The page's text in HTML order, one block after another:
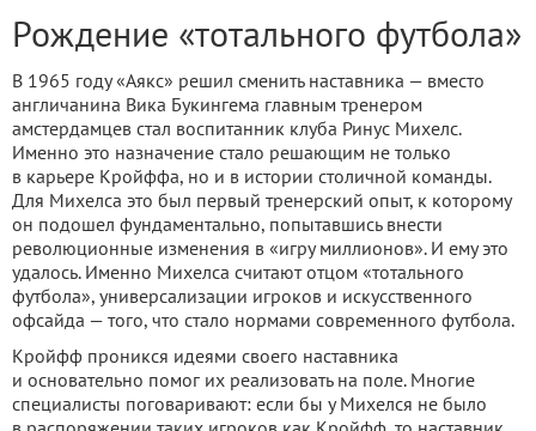
Рождение «тотального футбола»
В 1965 году «Аякс» решил сменить наставника — вместо
англичанина Вика Букингема главным тренером
амстердамцев стал воспитанник клуба Ринус Михелс.
Именно это назначение стало решающим не только
в карьере Кройффа, но и в истории столичной команды.
Для Михелса это был первый тренерский опыт, к которому
он подошел фундаментально, попытавшись внести
революционные изменения в «игру миллионов». И ему это
удалось. Именно Михелса считают отцом «тотального
футбола», универсализации игроков и искусственного
офсайда — того, что стало нормами современного футбола.
Кройфф проникся идеями своего наставника
и основательно помог их реализовать на поле. Многие
специалисты поговаривают: если бы у Михелся не было